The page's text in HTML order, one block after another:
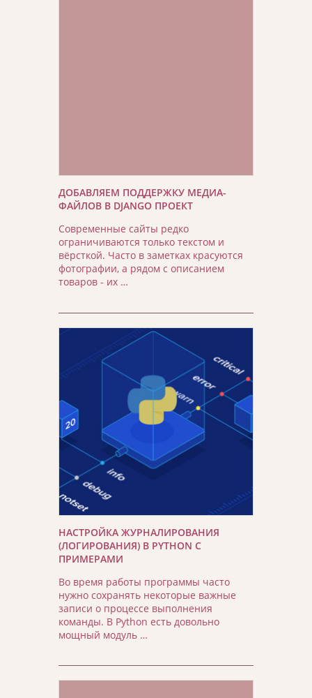
ДОБАВЛЯЕМ ПОДДЕРЖКУ МЕДИА-
ФАЙЛОВ В DJANGO ПРОЕКТ
Современные сайты редко
ограничиваются только текстом и
вёрсткой. Часто в заметках красуются
фотографии, а рядом с описанием
товаров - их …
НАСТРОЙКА ЖУРНАЛИРОВАНИЯ
(ЛОГИРОВАНИЯ) В PYTHON С
ПРИМЕРАМИ
Во время работы программы часто
нужно сохранять некоторые важные
записи о процессе выполнения
команды. В Python есть довольно
мощный модуль …